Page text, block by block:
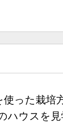
った栽培
ハウスを